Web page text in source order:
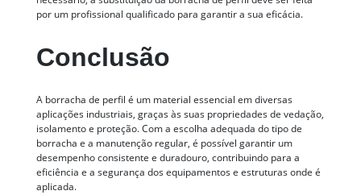
por um profissional qualificado para garantir a sua eficácia.
Conclusão
A borracha de perfil é um material essencial em diversas
aplicações industriais, graças às suas propriedades de vedação,
isolamento e proteção. Com a escolha adequada do tipo de
borracha e a manutenção regular, é possível garantir um
desempenho consistente e duradouro, contribuindo para a
eficiência e a segurança dos equipamentos e estruturas onde é
aplicada.